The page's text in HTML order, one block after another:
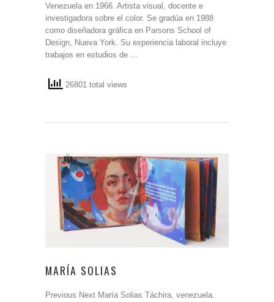
Venezuela en 1966. Artista visual, docente e
investigadora sobre el color. Se gradúa en 1988
como diseñadora gráfica en Parsons School of
Design, Nueva York. Su experiencia laboral incluye
trabajos en estudios de …
26801 total views
MARÍA SOLIAS
Previous Next María Solias Táchira, venezuela.